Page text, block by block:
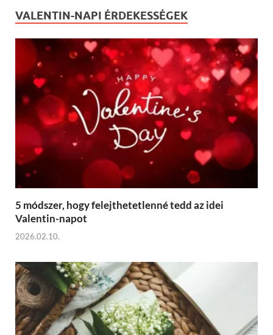
VALENTIN-NAPI ÉRDEKESSÉGEK
5 módszer, hogy felejthetetlenné tedd az idei
Valentin-napot
2026.02.10.